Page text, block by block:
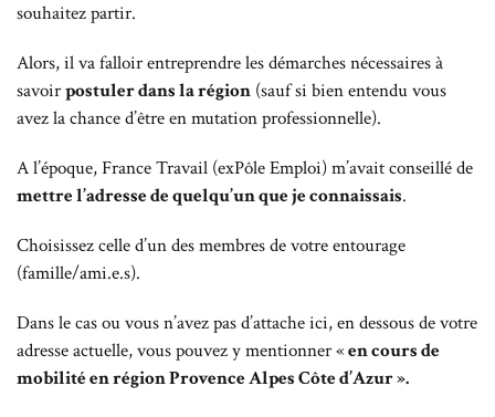
souhaitez partir.
Alors, il va falloir entreprendre les démarches nécessaires à
savoirpostuler dans la région (sauf si bien entendu vous
avez la chance d’être en mutation professionnelle).
A l’époque, France Travail (exPôle Emploi) m’avait conseillé de
mettre l’adresse de quelqu’un que je connaissais.
Choisissez celle d’un des membres de votre entourage
(famille/ami.e.s).
Dans le cas ou vous n’avez pas d’attache ici, en dessous de votre
adresse actuelle, vous pouvez y mentionner «en cours de
mobilité en région Provence Alpes Côte d’Azur ».